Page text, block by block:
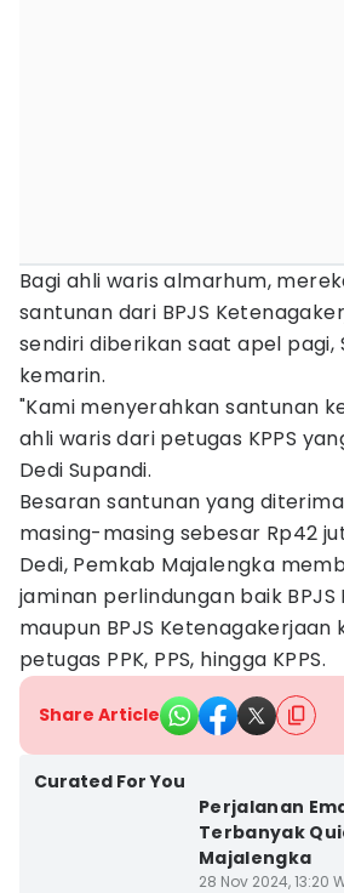
Bagi ahli waris almarhum,
santunan dari BPJS
sendiri diberikan saat apel pagi,
kemarin.
"Kami menyerahkan santunan
ahli waris dari petugas KPPS
Dedi Supandi.
Besaran santunan yang diterima
masing-masing sebesar Rp42
Dedi, Pemkab Majalengka
jaminan perlindungan baik
maupun BPJS Ketenagakerjaan
petugas PPK, PPS, hingga KPPS.
Share Article
Curated For You
Perjalanan
Terbanyak
Majalengka
28 Nov 2024, 13:20